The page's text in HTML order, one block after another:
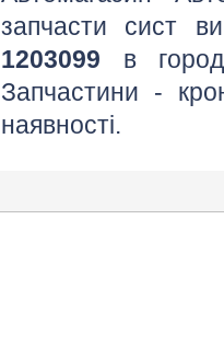
запчасти сист
1203099 в
Запчастини -
наявності.